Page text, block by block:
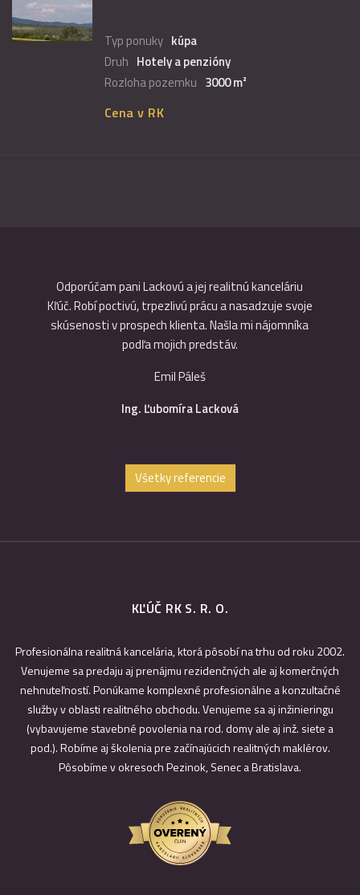
Typ ponuky kúpa
Druh Hotely a penzióny
Rozloha pozemku 3000 m²
Cena v RK
Odporúčam pani Lackovú a jej realitnú kanceláriu
Kľúč. Robí poctivú, trpezlivú prácu a nasadzuje svoje
skúsenosti v prospech klienta. Našla mi nájomníka
podľa mojich predstáv.
Emil Páleš
Ing. Ľubomíra Lacková
Všetky referencie
KĽÚČ RK S. R. O.
Profesionálna realitná kancelária, ktorá pôsobí na trhu od roku 2002.
Venujeme sa predaju aj prenájmu rezidenčných ale aj komerčných
nehnuteľností. Ponúkame komplexné profesionálne a konzultačné
služby v oblasti realitného obchodu. Venujeme sa aj inžinieringu
(vybavujeme stavebné povolenia na rod. domy ale aj inž. siete a
pod.). Robíme aj školenia pre začínajúcich realitných maklérov.
Pôsobíme v okresoch Pezinok, Senec a Bratislava.